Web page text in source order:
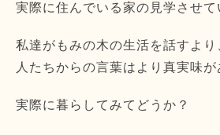
実際に住んでいる家の見学させて
私達がもみの木の生活を話すよ
人たちからの言葉はより真実味が
実際に暮らしてみてどうか？